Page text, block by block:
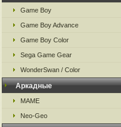
Game Boy
Game Boy Advance
Game Boy Color
Sega Game Gear
WonderSwan / Color
Аркадные
MAME
Neo-Geo